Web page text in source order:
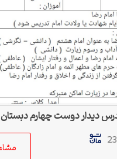
دیدار دوست چهارم دبستان